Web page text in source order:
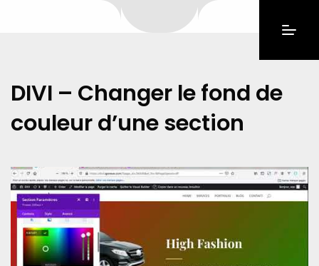
DIVI – Changer le fond de
couleur d’une section